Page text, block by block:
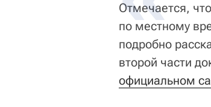
Отмечается,
по местному
подробно
второй части
официальном